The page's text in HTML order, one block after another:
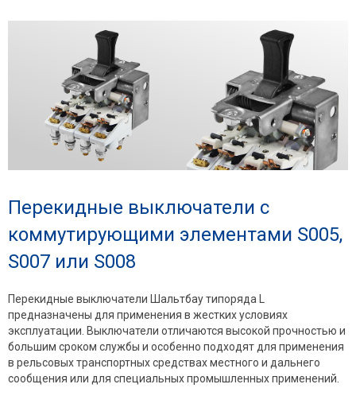
Перекидные выключатели с
коммутирующими элементами S005,
S007 или S008
Перекидные выключатели Шальтбау типоряда L
предназначены для применения в жестких условиях
эксплуатации. Выключатели отличаются высокой прочностью и
большим сроком службы и особенно подходят для применения
в рельсовых транспортных средствах местного и дальнего
сообщения или для специальных промышленных применений.